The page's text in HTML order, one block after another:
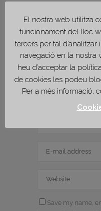
Save my name,
El nostra web utilitza
funcionament del lloc
tercers per tal
navegació en la nostra
heu d’acceptar la
de cookies les podeu
Per a més informació,